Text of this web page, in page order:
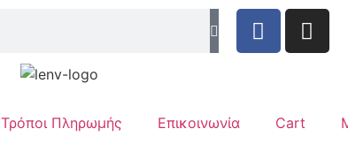
Τρόποι Πληρωμής Επικοινωνία Cart